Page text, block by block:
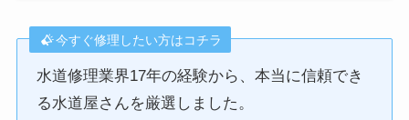
今すぐ修理したい方はコチラ
水道修理業界17年の経験から、本当に信頼でき
る水道屋さんを厳選しました。